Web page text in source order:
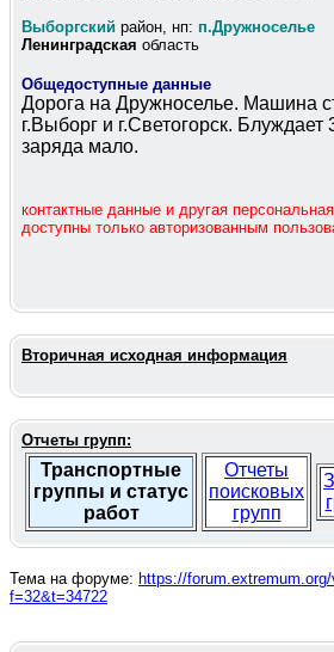
Выборгский район, нп: п.Дружноселье
Ленинградская область
Общедоступные данные
Дорога на Дружноселье. Машина
г.Выборг и г.Светогорск. Блуждает
заряда мало.
контактные данные и другая
доступны только авторизованным
Вторичная исходная информация
Отчеты групп:
Транспортные
группы и статус
работ
Отчеты
поисковых
групп
Тема на форуме: https://
f=32&t=34722